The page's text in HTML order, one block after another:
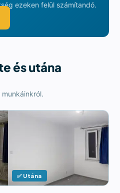
ezeken felül számítandó.
és utána
✅ Utána